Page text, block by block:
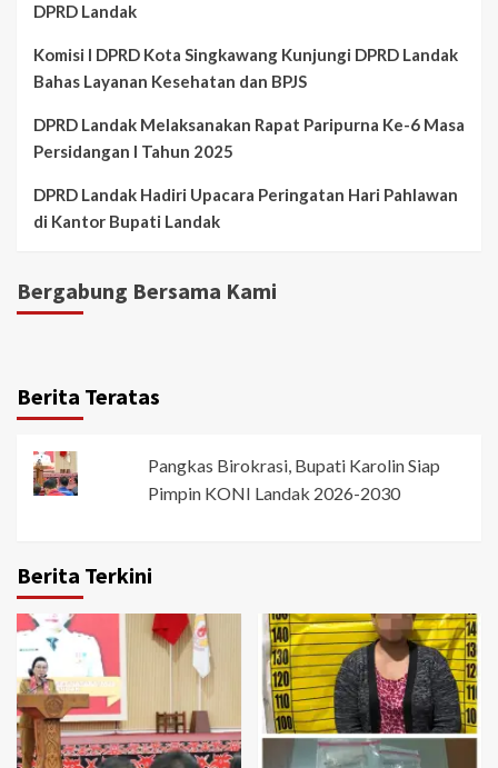
DPRD Landak
Komisi I DPRD Kota Singkawang Kunjungi DPRD Landak
Bahas Layanan Kesehatan dan BPJS
DPRD Landak Melaksanakan Rapat Paripurna Ke-6 Masa
Persidangan I Tahun 2025
DPRD Landak Hadiri Upacara Peringatan Hari Pahlawan
di Kantor Bupati Landak
Bergabung Bersama Kami
Berita Teratas
Pangkas Birokrasi, Bupati Karolin Siap
Pimpin KONI Landak 2026-2030
Berita Terkini